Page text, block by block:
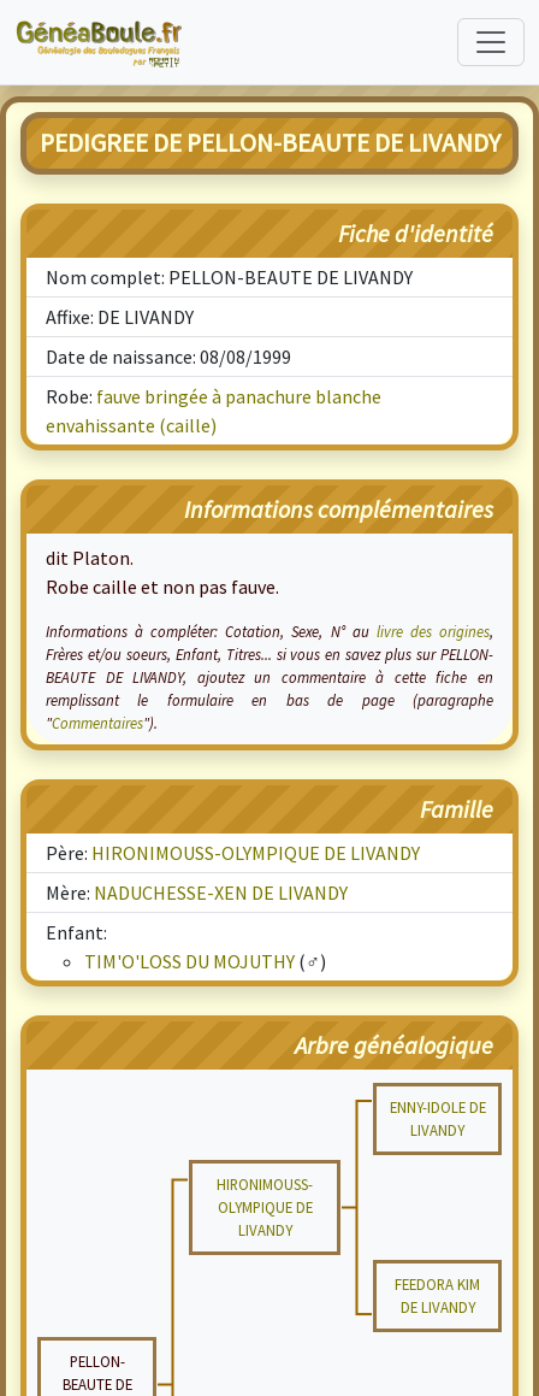
PEDIGREE DE PELLON-BEAUTE DE LIVANDY
Fiche d'identité
Nom complet: PELLON-BEAUTE DE LIVANDY
Affixe: DE LIVANDY
Date de naissance: 08/08/1999
Robe: fauve bringée à panachure blanche
envahissante (caille)
Informations complémentaires
dit Platon.
Robe caille et non pas fauve.
Informations à compléter: Cotation, Sexe, N° au livre des origines,
Frères et/ou soeurs, Enfant, Titres... si vous en savez plus sur PELLON-
BEAUTE DE LIVANDY, ajoutez un commentaire à cette fiche en
remplissant le formulaire en bas de page (paragraphe
"Commentaires").
Famille
Père: HIRONIMOUSS-OLYMPIQUE DE LIVANDY
Mère: NADUCHESSE-XEN DE LIVANDY
Enfant:
TIM'O'LOSS DU MOJUTHY (♂)
Arbre généalogique
ENNY-IDOLE DE
LIVANDY
HIRONIMOUSS-
OLYMPIQUE DE
LIVANDY
FEEDORA KIM
DE LIVANDY
PELLON-
BEAUTE DE